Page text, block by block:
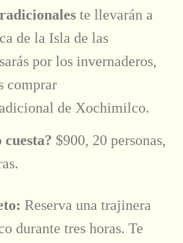
te llevarán a
de la Isla de las
por los invernaderos,
comprar
de Xochimilco.
cuesta? $900, 20 personas,
Reserva una trajinera
durante tres horas. Te